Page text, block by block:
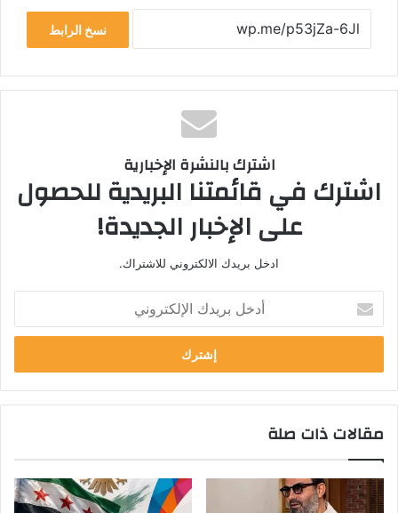
نسخ الرابط
اشترك بالنشرة الإخبارية
اشترك في قائمتنا البريدية للحصول
على الإخبار الجديدة!
ادخل بريدك الالكتروني للاشتراك.
خ
ب
ر
د
ا
ل
إ
مقالات ذات صلة